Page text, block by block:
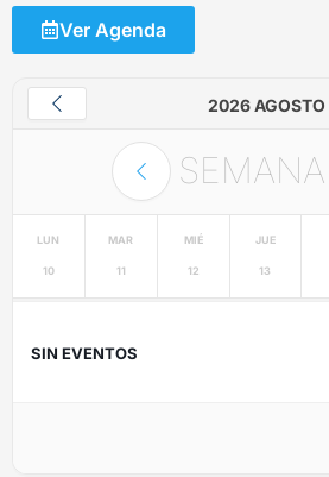
Ver Agenda
2026 AGOSTO
SEMANA
LUN
10
MAR
11
MIÉ
12
JUE
13
SIN EVENTOS